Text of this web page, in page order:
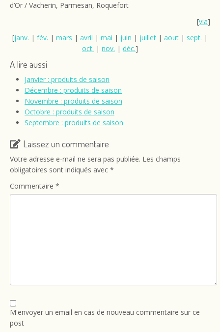
d’Or / Vacherin, Parmesan, Roquefort
[via]
[janv. | fév. | mars | avril | mai | juin | juillet | aout | sept. |
oct. | nov. | déc.]
A lire aussi
Janvier : produits de saison
Décembre : produits de saison
Novembre : produits de saison
Octobre : produits de saison
Septembre : produits de saison
Laissez un commentaire
Votre adresse e-mail ne sera pas publiée. Les champs
obligatoires sont indiqués avec *
Commentaire *
M'envoyer un email en cas de nouveau commentaire sur ce
post